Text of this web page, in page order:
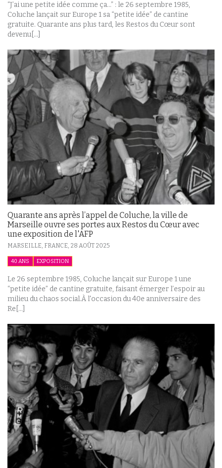
“J’ai une petite idée comme ça...” : le 26 septembre 1985,
Coluche lançait sur Europe 1 sa “petite idée” de cantine
gratuite. Quarante ans plus tard, les Restos du Cœur sont
devenu[...]
Quarante ans après l’appel de Coluche, la ville de
Marseille ouvre ses portes aux Restos du Cœur avec
une exposition de l'AFP
MARSEILLE, FRANCE, 28 AOÛT 2025
40 ANS EXPOSITION
Le 26 septembre 1985, Coluche lançait sur Europe 1 une
“petite idée” de cantine gratuite, faisant émerger l’espoir au
milieu du chaos social.À l'occasion du 40e anniversaire des
Re[...]